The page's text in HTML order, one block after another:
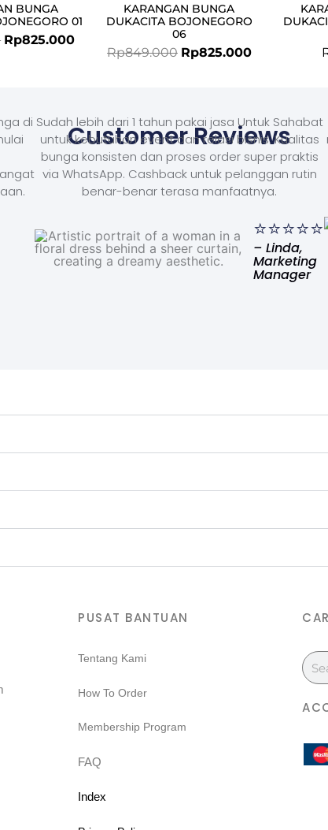
BUNGA
01
Rp825.000
KARANGAN BUNGA
DUKACITA BOJONEGORO
06
Rp849.000 Rp825.000
Customer Reviews
di Sudah lebih dari 1 tahun pakai jasa Untuk Sahabat
untuk kebutuhan event dan relasi bisnis. Kualitas
bunga konsisten dan proses order super praktis
via WhatsApp. Cashback untuk pelanggan rutin
benar-benar terasa manfaatnya.
⭐⭐⭐⭐⭐
– Linda,
Marketing
Manager
PUSAT BANTUAN
Tentang Kami
How To Order
Membership Program
FAQ
Index